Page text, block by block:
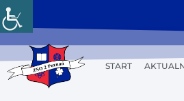
START